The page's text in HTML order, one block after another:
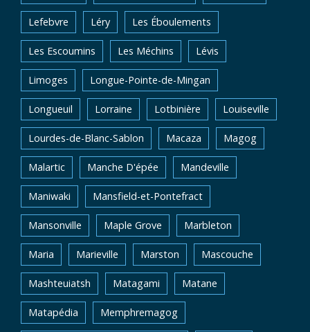
Lefebvre Léry Les Éboulements
Les Escoumins Les Méchins Lévis
Limoges Longue-Pointe-de-Mingan
Longueuil Lorraine Lotbinière Louiseville
Lourdes-de-Blanc-Sablon Macaza Magog
Malartic Manche D'épée Mandeville
Maniwaki Mansfield-et-Pontefract
Mansonville Maple Grove Marbleton
Maria Marieville Marston Mascouche
Mashteuiatsh Matagami Matane
Matapédia Memphremagog